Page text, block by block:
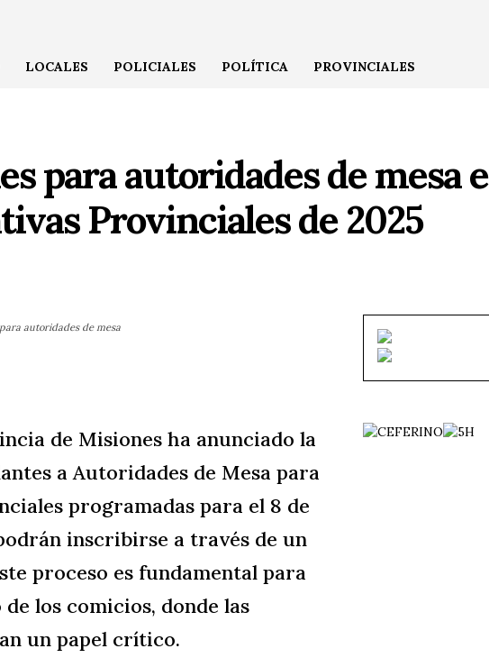
LOCALES POLICIALES POLÍTICA PROVINCIALES
para autoridades de mesa
Provinciales de 2025
autoridades de mesa
de Misiones ha anunciado la
a Autoridades de Mesa para
programadas para el 8 de
inscribirse a través de un
proceso es fundamental para
los comicios, donde las
un papel crítico.